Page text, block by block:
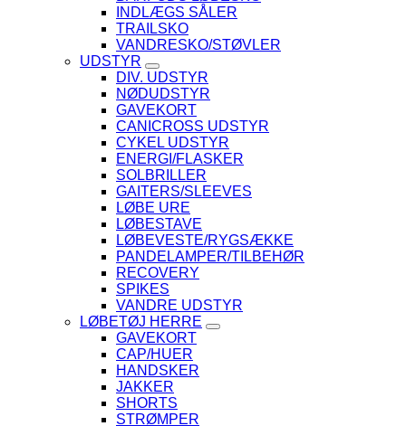
INDLÆGS SÅLER
TRAILSKO
VANDRESKO/STØVLER
UDSTYR
DIV. UDSTYR
NØDUDSTYR
GAVEKORT
CANICROSS UDSTYR
CYKEL UDSTYR
ENERGI/FLASKER
SOLBRILLER
GAITERS/SLEEVES
LØBE URE
LØBESTAVE
LØBEVESTE/RYGSÆKKE
PANDELAMPER/TILBEHØR
RECOVERY
SPIKES
VANDRE UDSTYR
LØBETØJ HERRE
GAVEKORT
CAP/HUER
HANDSKER
JAKKER
SHORTS
STRØMPER